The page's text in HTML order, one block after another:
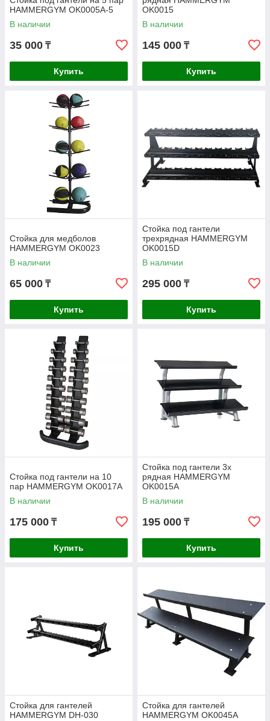
HAMMERGYM OK0005A-5
В наличии
35 000 ₸
Купить
OK0015
В наличии
145 000 ₸
Купить
Стойка для медболов
HAMMERGYM OK0023
В наличии
65 000 ₸
Купить
Стойка под гантели
трехрядная HAMMERGYM
OK0015D
В наличии
295 000 ₸
Купить
Стойка под гантели на 10
пар HAMMERGYM OK0017A
В наличии
175 000 ₸
Купить
Стойка под гантели 3х
рядная HAMMERGYM
OK0015A
В наличии
195 000 ₸
Купить
Стойка для гантелей
HAMMERGYM DH-030
Стойка для гантелей
HAMMERGYM OK0045A